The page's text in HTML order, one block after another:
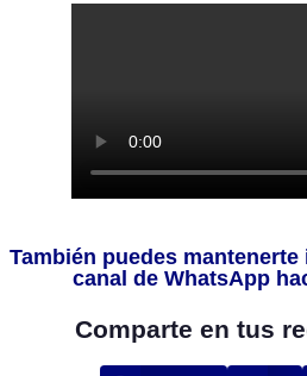
También puedes
canal de WhatsApp
Comparte en tus